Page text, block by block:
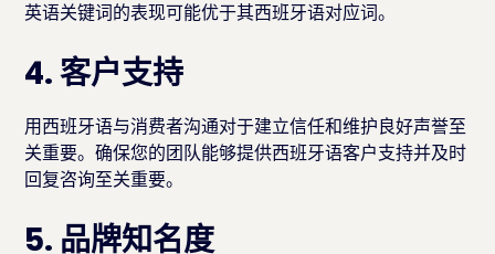
英语关键词的表现可能优于其西班牙语对应词。
4. 客户支持
用西班牙语与消费者沟通对于建立信任和维护良好声誉至
关重要。确保您的团队能够提供西班牙语客户支持并及时
回复咨询至关重要。
5. 品牌知名度